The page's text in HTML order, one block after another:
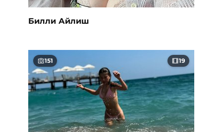
Билли Айлиш
151 19